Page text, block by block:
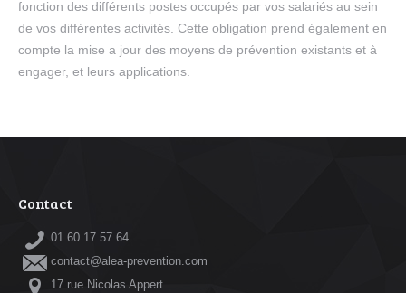
fonction des différents postes occupés par vos salariés au sein
de vos différentes activités. Cette obligation prend également en
compte la mise a jour des moyens de prévention existants et à
engager, et leurs applications.
Contact
01 60 17 57 64
contact@alea-prevention.com
17 rue Nicolas Appert